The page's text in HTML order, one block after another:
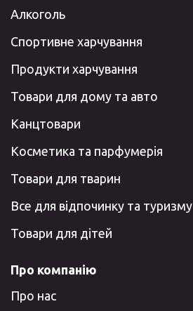
Алкоголь
Спортивне харчування
Продукти харчування
Товари для дому та авто
Канцтовари
Косметика та парфумерія
Товари для тварин
Все для відпочинку та туризму
Товари для дітей
Про компанію
Про нас